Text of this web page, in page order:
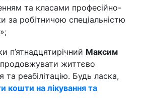
та класами професійно-
за робітничою спеціальністю
п’ятнадцятирічний Максим
життєво
та реабілітацію. Будь ласка,
кошти на лікування та